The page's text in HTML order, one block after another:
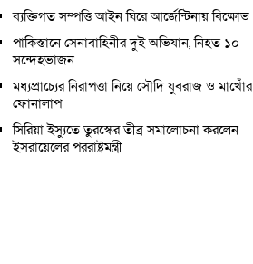
ব্যক্তিগত সম্পত্তি আইন ঘিরে আর্জেন্টিনায় বিক্ষোভ
পাকিস্তানে সেনাবাহিনীর দুই অভিযান, নিহত ১০
সন্দেহভাজন
মধ্যপ্রাচ্যের নিরাপত্তা নিয়ে সৌদি যুবরাজ ও মাখোঁর
ফোনালাপ
সিরিয়া ইস্যুতে তুরস্কের তীব্র সমালোচনা করলেন
ইসরায়েলের পররাষ্ট্রমন্ত্রী